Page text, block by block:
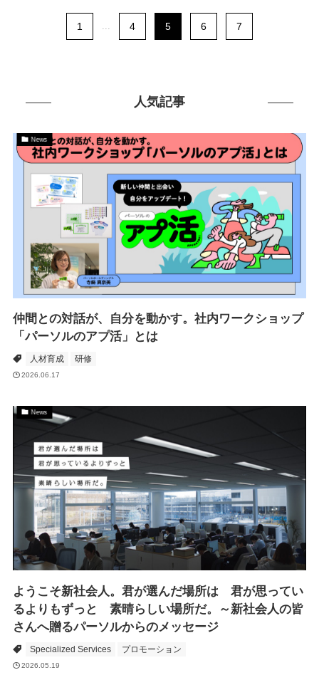
1 ... 4 5 6 7
人気記事
News
仲間との対話が、自分を動かす。社内ワークショップ
「パーソルのアプ活」とは
人材育成 研修
2026.06.17
News
ようこそ新社会人。君が選んだ場所は 君が思ってい
るよりもずっと 素晴らしい場所だ。～新社会人の皆
さんへ贈るパーソルからのメッセージ
Specialized Services プロモーション
2026.05.19